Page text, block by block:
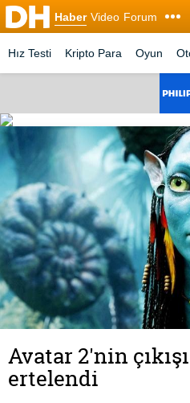
Haber Video Forum
Hız Testi Kripto Para Oyun
Avatar 2'nin
ertelendi